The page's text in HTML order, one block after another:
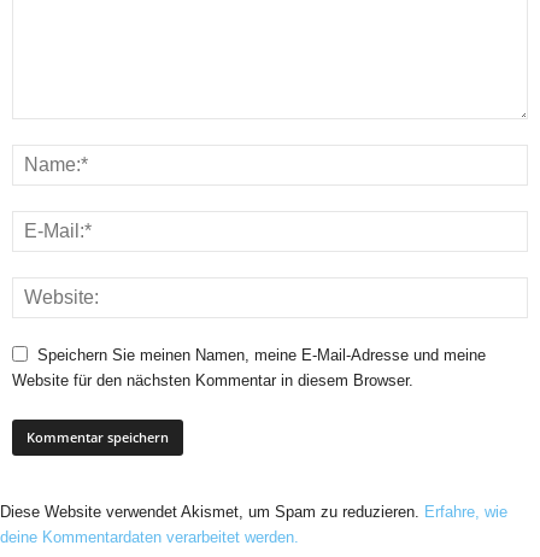
Speichern Sie meinen Namen, meine E-Mail-Adresse und meine
Website für den nächsten Kommentar in diesem Browser.
Diese Website verwendet Akismet, um Spam zu reduzieren. Erfahre, wie
deine Kommentardaten verarbeitet werden.